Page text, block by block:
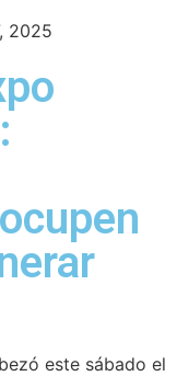
2025
este sábado el